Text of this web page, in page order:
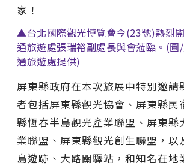
家！
▲台北國際觀光博覽會今(23號)熱烈
通旅遊處張瑞裕副處長與會蒞臨。(圖
通旅遊處提供)
屏東縣政府在本次旅展中特別邀請
者包括屏東縣觀光協會、屏東縣民
縣恆春半島觀光產業聯盟、屏東縣
業聯盟、屏東縣觀光創生聯盟，以
島遊跡、大路關驛站，和知名在地